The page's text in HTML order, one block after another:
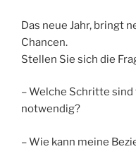
Das neue Jahr, bringt
Chancen.
Stellen Sie sich die
– Welche Schritte
notwendig?
– Wie kann meine